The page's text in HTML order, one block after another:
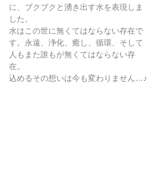
に、ブクブクと湧き出す水を表現しま
した。
水はこの世に無くてはならない存在で
す。永遠、浄化、癒し、循環、そして
人もまた誰もが無くてはならない存
在。
込めるその想いは今も変わりません…♪